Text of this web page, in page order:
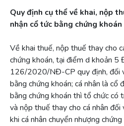
Quy định cụ thể về khai, nộp
nhận cổ tức bằng chứng khoán
Về khai thuế, nộp thuế thay cho
chứng khoán, tại điểm d khoản
126/2020/NĐ-CP quy định, đối
bằng chứng khoán; cá nhân là cổ
bằng chứng khoán thì tổ chức có
và nộp thuế thay cho cá nhân
khi cá nhân chuyển nhượng